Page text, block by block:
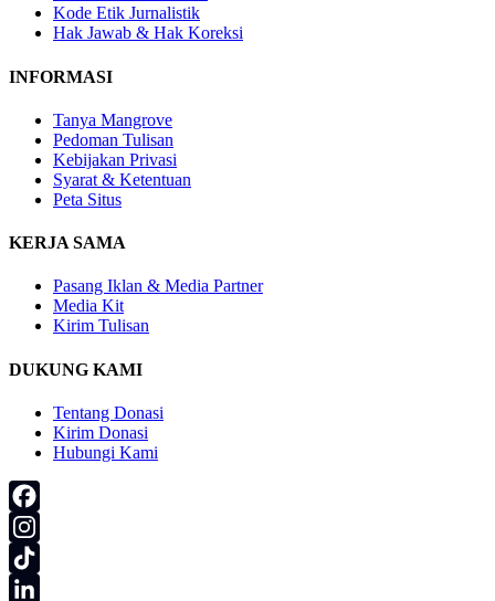
Kode Etik Jurnalistik
Hak Jawab & Hak Koreksi
INFORMASI
Tanya Mangrove
Pedoman Tulisan
Kebijakan Privasi
Syarat & Ketentuan
Peta Situs
KERJA SAMA
Pasang Iklan & Media Partner
Media Kit
Kirim Tulisan
DUKUNG KAMI
Tentang Donasi
Kirim Donasi
Hubungi Kami
Facebook
Instagram
TikTok